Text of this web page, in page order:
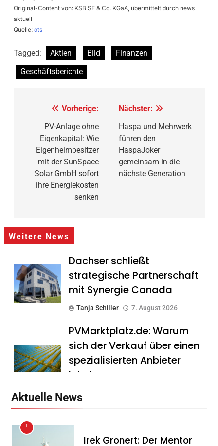
Original-Content von: KSB SE & Co. KGaA, übermittelt durch news
aktuell
Quelle: ots
Tagged: Aktien Bild
Finanzen
Geschäftsberichte
Beitragsnavigation
Vorherige:
PV-Anlage ohne
Eigenkapital: Wie
Eigenheimbesitzer
mit der SunSpace
Solar GmbH sofort
ihre Energiekosten
senken
Nächster:
Haspa und Mehrwerk
führen den
HaspaJoker
gemeinsam in die
nächste Generation
Weitere News
Dachser schließt
strategische Partnerschaft
mit Synergie Canada
Tanja Schiller 7. August 2026
PVMarktplatz.de: Warum
sich der Verkauf über einen
spezialisierten Anbieter
lohnt
Aktuelle News
1
Irek Gronert: Der Mentor